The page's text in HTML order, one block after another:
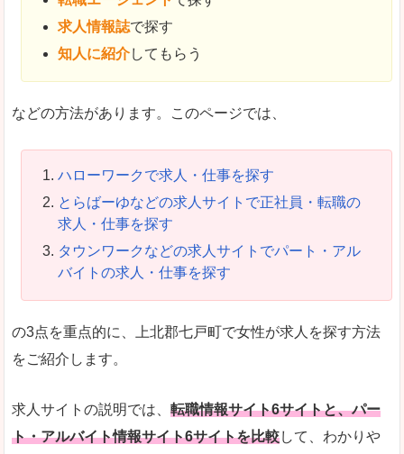
求人情報誌で探す
知人に紹介してもらう
などの方法があります。このページでは、
ハローワークで求人・仕事を探す
とらばーゆなどの求人サイトで正社員・転職の
求人・仕事を探す
タウンワークなどの求人サイトでパート・アル
バイトの求人・仕事を探す
の3点を重点的に、上北郡七戸町で女性が求人を探す方法
をご紹介します。
求人サイトの説明では、 転職情報サイト6サイトと、パー
ト・アルバイト情報サイト6サイトを比較して、わかりや